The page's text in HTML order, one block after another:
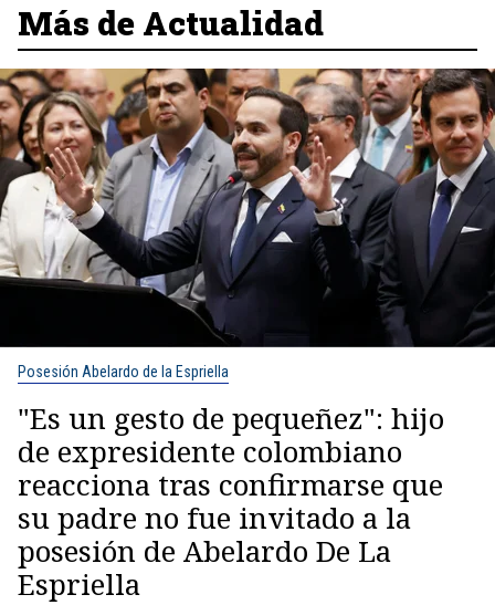
Más de Actualidad
Posesión Abelardo de la Espriella
"Es un gesto de pequeñez": hijo
de expresidente colombiano
reacciona tras confirmarse que
su padre no fue invitado a la
posesión de Abelardo De La
Espriella